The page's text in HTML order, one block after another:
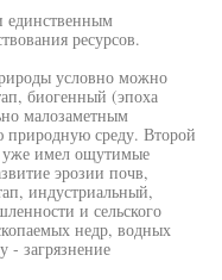
единственным
ресурсов.
условно можно
биогенный (эпоха
малозаметным
природную среду. Второй
уже имел ощутимые
эрозии почв,
индустриальный,
и сельского
недр, водных
- загрязнение